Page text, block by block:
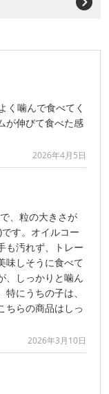
く噛んで食べてく
が伸びて食べた感
2026年4月5日
、粒の大きさが
す。オイルコー
も汚れず、トレー
味しそうに食べて
、しっかりと噛ん
にうちの子は、
ちらの商品はしっ
2026年3月10日